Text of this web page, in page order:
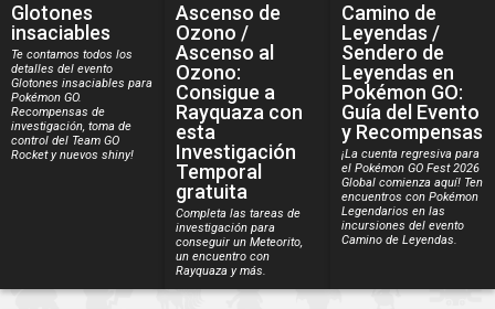
Glotones
insaciables
Te contamos todos los
detalles del evento
Glotones insaciables para
Pokémon GO.
Recompensas de
investigación, toma de
control del Team GO
Rocket y nuevos shiny!
Ascenso de
Ozono /
Ascenso al
Ozono:
Consigue a
Rayquaza con
esta
Investigación
Temporal
gratuita
Completa las tareas de
investigación para
conseguir un Meteorito,
un encuentro con
Rayquaza y más.
Camino de
Leyendas /
Sendero de
Leyendas en
Pokémon GO:
Guía del Evento
y Recompensas
¡La cuenta regresiva para
el Pokémon GO Fest 2026
Global comienza aquí! Ten
encuentros con Pokémon
Legendarios en las
incursiones del evento
Camino de Leyendas.